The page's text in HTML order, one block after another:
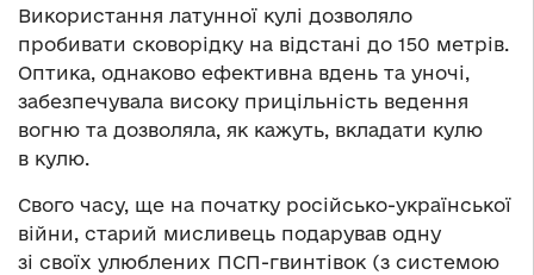
Використання латунної кулі дозволяло
пробивати сковорідку на відстані до 150 метрів.
Оптика, однаково ефективна вдень та уночі,
забезпечувала високу прицільність ведення
вогню та дозволяла, як кажуть, вкладати кулю
в кулю.
Свого часу, ще на початку російсько-української
війни, старий мисливець подарував одну
зі своїх улюблених ПСП-гвинтівок (з системою